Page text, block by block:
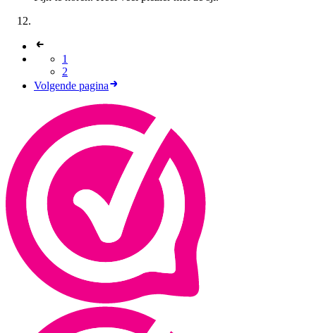
1
2
Volgende pagina